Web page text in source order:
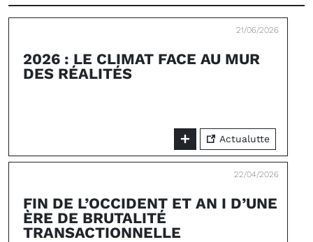
21/06/2026
2026 : LE CLIMAT FACE AU MUR
DES RÉALITÉS
Actualutte
22/04/2026
FIN DE L’OCCIDENT ET AN I D’UNE
ÈRE DE BRUTALITÉ
TRANSACTIONNELLE